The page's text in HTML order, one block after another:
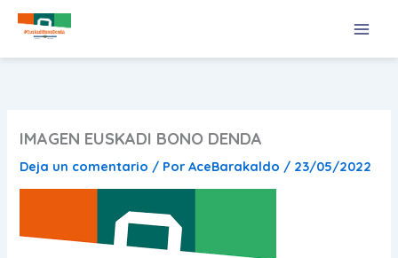
IMAGEN EUSKADI BONO DENDA
Deja un comentario / PorAceBarakaldo / 23/05/2022